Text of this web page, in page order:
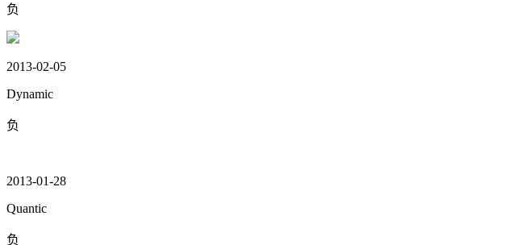
负
2013-02-05
Dynamic
负
2013-01-28
Quantic
负